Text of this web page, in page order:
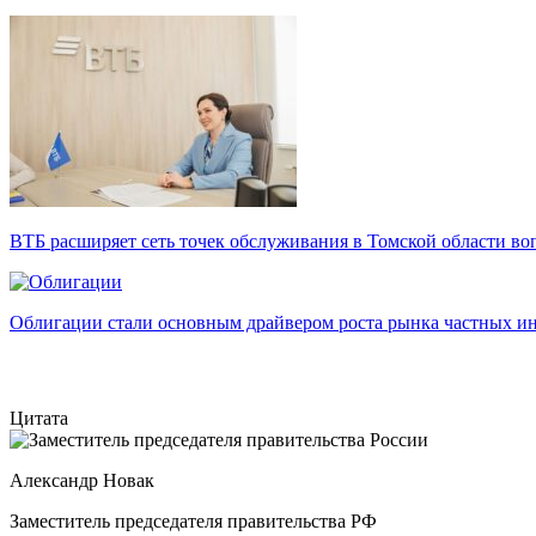
ВТБ расширяет сеть точек обслуживания в Томской области
Облигации стали основным драйвером роста рынка частных
Цитата
Александр Новак
Заместитель председателя правительства РФ